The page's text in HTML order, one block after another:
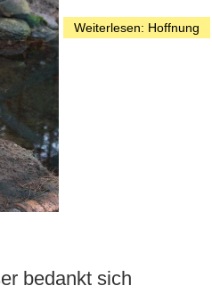
Weiterlesen: Hoffnung
bedankt sich